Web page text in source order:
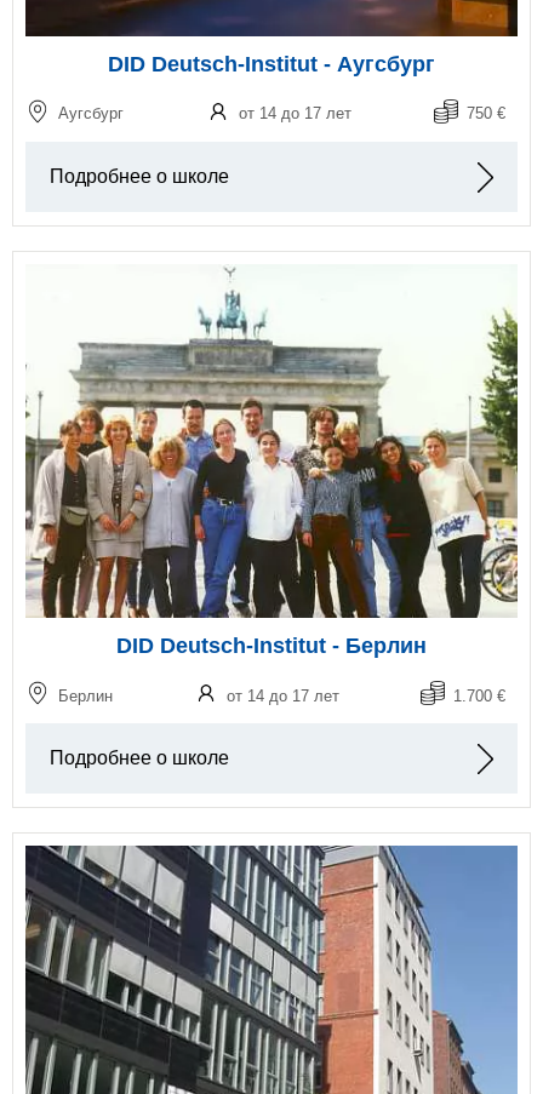
DID Deutsch-Institut - Аугсбург
Аугсбург от 14 до 17 лет 750 €
Подробнее о школе
DID Deutsch-Institut - Берлин
Берлин от 14 до 17 лет 1.700 €
Подробнее о школе